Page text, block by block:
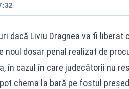
dacă Liviu Dragnea va fi liberat
dosar penal realizat de
în cazul în care judecătorii nu
chema la bară pe fostul